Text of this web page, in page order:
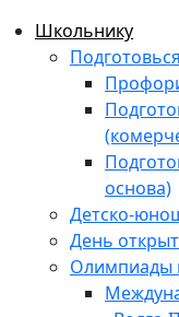
Школьнику
основа)
Детско-
День
Олимпиады